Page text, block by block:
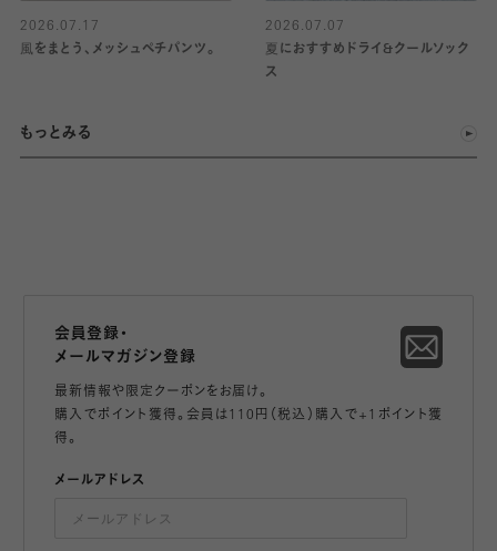
2026.07.17
風をまとう、メッシュペチパンツ。
2026.07.07
夏におすすめドライ&クールソック
ス
もっとみる
会員登録・
メールマガジン登録
最新情報や限定クーポンをお届け。
購入でポイント獲得。会員は110円（税込）購入で+1ポイント獲
得。
メールアドレス